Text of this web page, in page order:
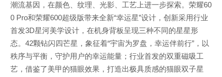
潮流基因，在颜色、纹理、光影、工艺上进一步探索。荣耀60
0 Pro和荣耀600超级版带来全新“幸运星”设计，创新采用行业
首发3D星河美学设计，在机身背板呈现三种不同的星星形
态。42颗钻闪四芒星，象征着“宇宙为罗盘，幸运伴前行”，以
秩序与平衡，守护用户的幸运能量；行业首发的双重磁吸工
艺，借鉴了美甲的猫眼效果，打造出极具质感的猫眼双子星